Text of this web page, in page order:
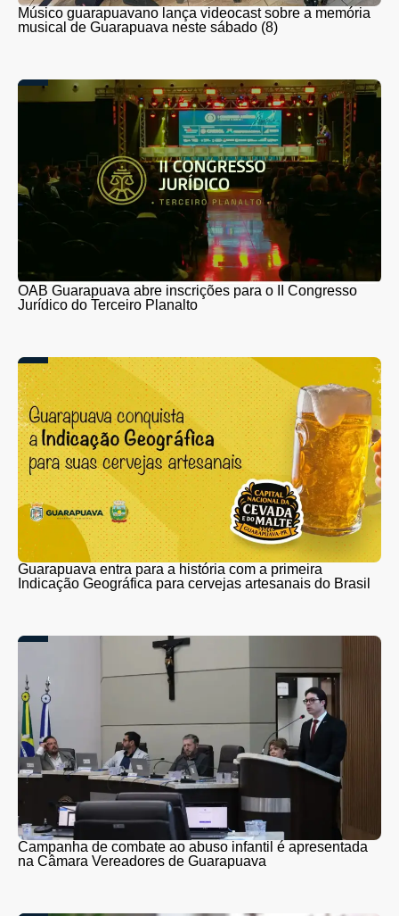
Músico guarapuavano lança videocast sobre a memória
musical de Guarapuava neste sábado (8)
OAB Guarapuava abre inscrições para o II Congresso
Jurídico do Terceiro Planalto
Guarapuava entra para a história com a primeira
Indicação Geográfica para cervejas artesanais do Brasil
Campanha de combate ao abuso infantil é apresentada
na Câmara Vereadores de Guarapuava